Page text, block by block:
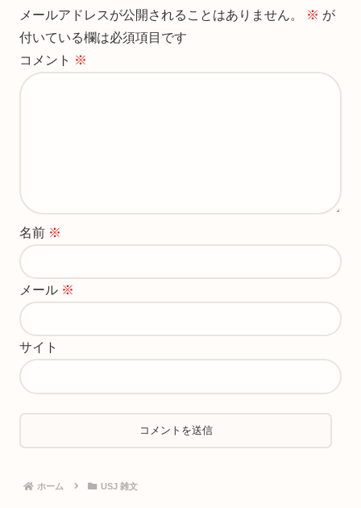
メールアドレスが公開されることはありません。 ※ が
付いている欄は必須項目です
コメント ※
名前 ※
メール ※
サイト
ホーム USJ 雑文